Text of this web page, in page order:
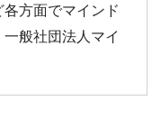
方面でマインド
般社団法人マイ